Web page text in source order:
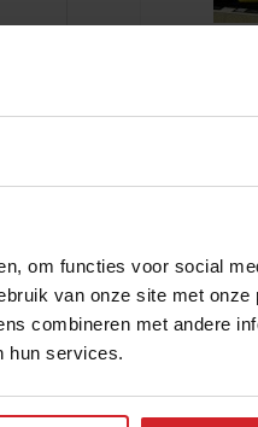
om functies voor social
van onze site met
combineren met andere
hun services.
zijn.